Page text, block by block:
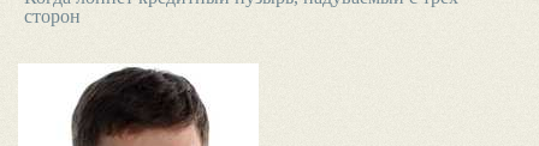
сторон